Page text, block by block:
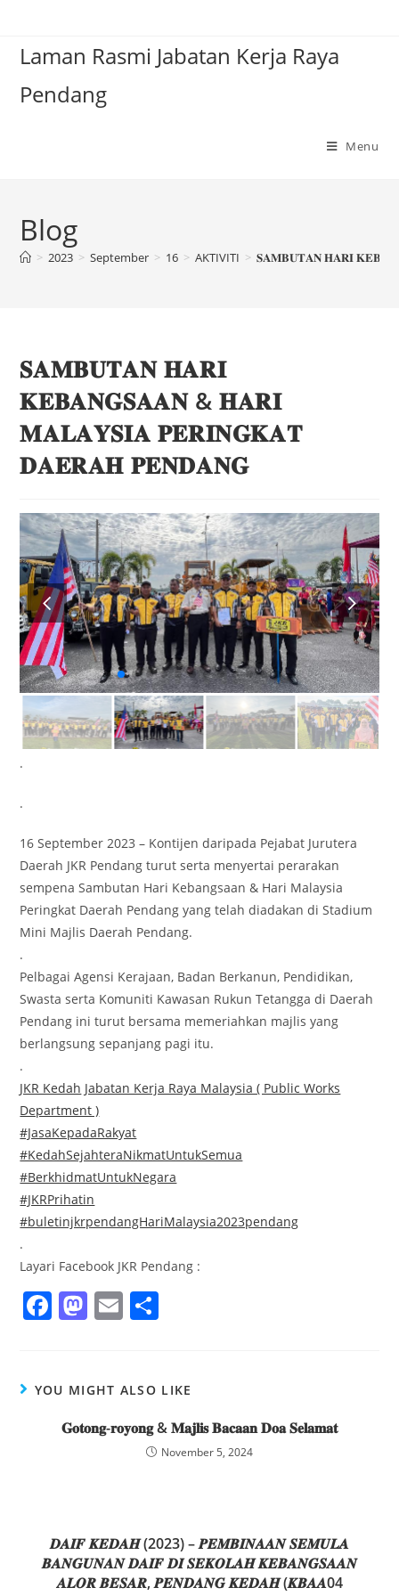
Laman Rasmi Jabatan Kerja Raya
Pendang
Menu
Blog
> 2023 > September > 16 > AKTIVITI > 𝐒𝐀𝐌𝐁𝐔𝐓𝐀𝐍 𝐇𝐀𝐑𝐈
𝐒𝐀𝐌𝐁𝐔𝐓𝐀𝐍 𝐇𝐀𝐑𝐈
𝐊𝐄𝐁𝐀𝐍𝐆𝐒𝐀𝐀𝐍 & 𝐇𝐀𝐑𝐈
𝐌𝐀𝐋𝐀𝐘𝐒𝐈𝐀 𝐏𝐄𝐑𝐈𝐍𝐆𝐊𝐀𝐓
𝐃𝐀𝐄𝐑𝐀𝐇 𝐏𝐄𝐍𝐃𝐀𝐍𝐆
.
.
16 September 2023 – Kontijen daripada Pejabat Jurutera
Daerah JKR Pendang turut serta menyertai perarakan
sempena Sambutan Hari Kebangsaan & Hari Malaysia
Peringkat Daerah Pendang yang telah diadakan di Stadium
Mini Majlis Daerah Pendang.
.
Pelbagai Agensi Kerajaan, Badan Berkanun, Pendidikan,
Swasta serta Komuniti Kawasan Rukun Tetangga di Daerah
Pendang ini turut bersama memeriahkan majlis yang
berlangsung sepanjang pagi itu.
.
JKR Kedah Jabatan Kerja Raya Malaysia ( Public Works
Department )
#JasaKepadaRakyat
#KedahSejahteraNikmatUntukSemua
#BerkhidmatUntukNegara
#JKRPrihatin
#buletinjkrpendangHariMalaysia2023pendang
.
Layari Facebook JKR Pendang :
F
e
b
M
o
d
o
E
l e
YOU MIGHT ALSO LIKE
𝐆𝐨𝐭𝐨𝐧𝐠-𝐫𝐨𝐲𝐨𝐧𝐠 & 𝐌𝐚𝐣𝐥𝐢𝐬 𝐁𝐚𝐜𝐚𝐚𝐧 𝐃𝐨𝐚 𝐒𝐞𝐥𝐚𝐦𝐚𝐭
November 5, 2024
𝑫𝑨𝑰𝑭 𝑲𝑬𝑫𝑨𝑯 (2023) – 𝑷𝑬𝑴𝑩𝑰𝑵𝑨𝑨𝑵 𝑺𝑬𝑴𝑼𝑳𝑨
𝑩𝑨𝑵𝑮𝑼𝑵𝑨𝑵 𝑫𝑨𝑰𝑭 𝑫𝑰 𝑺𝑬𝑲𝑶𝑳𝑨𝑯 𝑲𝑬𝑩𝑨𝑵𝑮𝑺𝑨𝑨𝑵
𝑨𝑳𝑶𝑹 𝑩𝑬𝑺𝑨𝑹, 𝑷𝑬𝑵𝑫𝑨𝑵𝑮 𝑲𝑬𝑫𝑨𝑯 (𝑲𝑩𝑨𝑨04